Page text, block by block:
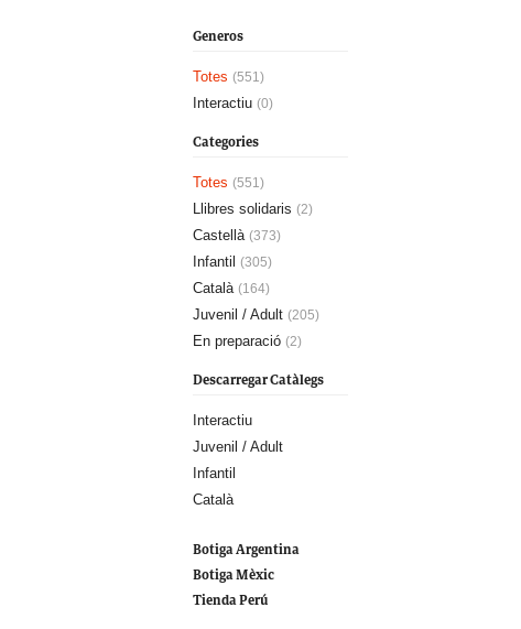
Generos
Totes (551)
Interactiu (0)
Categories
Totes (551)
Llibres solidaris (2)
Castellà (373)
Infantil (305)
Català (164)
Juvenil / Adult (205)
En preparació (2)
Descarregar Catàlegs
Interactiu
Juvenil / Adult
Infantil
Català
Botiga Argentina
Botiga Mèxic
Tienda Perú